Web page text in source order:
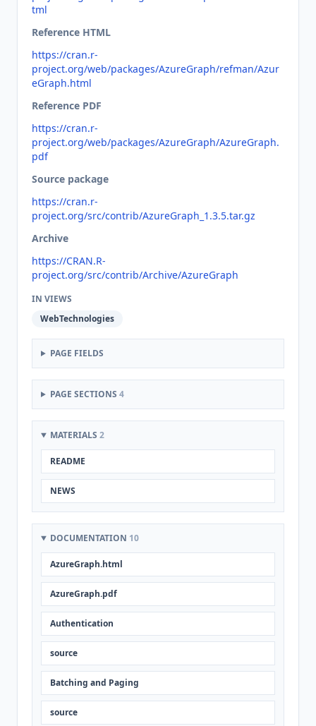
tml
Reference HTML
https://cran.r-
project.org/web/packages/AzureGraph/refman/Azur
eGraph.html
Reference PDF
https://cran.r-
project.org/web/packages/AzureGraph/AzureGraph.
pdf
Source package
https://cran.r-
project.org/src/contrib/AzureGraph_1.3.5.tar.gz
Archive
https://CRAN.R-
project.org/src/contrib/Archive/AzureGraph
IN VIEWS
WebTechnologies
PAGE FIELDS
PAGE SECTIONS 4
MATERIALS 2
README
NEWS
DOCUMENTATION 10
AzureGraph.html
AzureGraph.pdf
Authentication
source
Batching and Paging
source